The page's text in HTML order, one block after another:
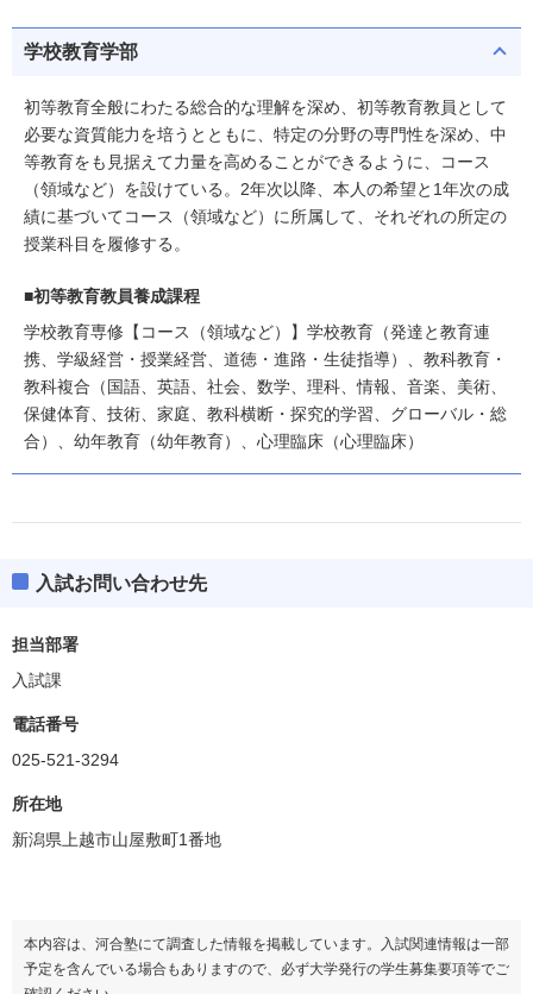
学校教育学部
初等教育全般にわたる総合的な理解を深め、初等教育教員として
必要な資質能力を培うとともに、特定の分野の専門性を深め、中
等教育をも見据えて力量を高めることができるように、コース
（領域など）を設けている。2年次以降、本人の希望と1年次の成
績に基づいてコース（領域など）に所属して、それぞれの所定の
授業科目を履修する。
■初等教育教員養成課程
学校教育専修【コース（領域など）】学校教育（発達と教育連
携、学級経営・授業経営、道徳・進路・生徒指導）、教科教育・
教科複合（国語、英語、社会、数学、理科、情報、音楽、美術、
保健体育、技術、家庭、教科横断・探究的学習、グローバル・総
合）、幼年教育（幼年教育）、心理臨床（心理臨床）
入試お問い合わせ先
担当部署
入試課
電話番号
025-521-3294
所在地
新潟県上越市山屋敷町1番地
本内容は、河合塾にて調査した情報を掲載しています。入試関連情報は一部
予定を含んでいる場合もありますので、必ず大学発行の学生募集要項等でご